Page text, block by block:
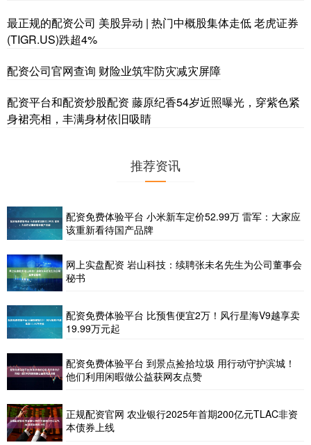
最正规的配资公司 美股异动 | 热门中概股集体走低 老虎证券
(TIGR.US)跌超4%
配资公司官网查询 财险业筑牢防灾减灾屏障
配资平台和配资炒股配资 藤原纪香54岁近照曝光，穿紫色紧
身裙亮相，丰满身材依旧吸睛
推荐资讯
配资免费体验平台 小米新车定价52.99万 雷军：大家应
该重新看待国产品牌
网上实盘配资 岩山科技：续聘张未名先生为公司董事会
秘书
配资免费体验平台 比预售便宜2万！风行星海V9越享卖
19.99万元起
配资免费体验平台 到景点捡拾垃圾 用行动守护滨城！
他们利用闲暇做公益获网友点赞
正规配资官网 农业银行2025年首期200亿元TLAC非资
本债券上线